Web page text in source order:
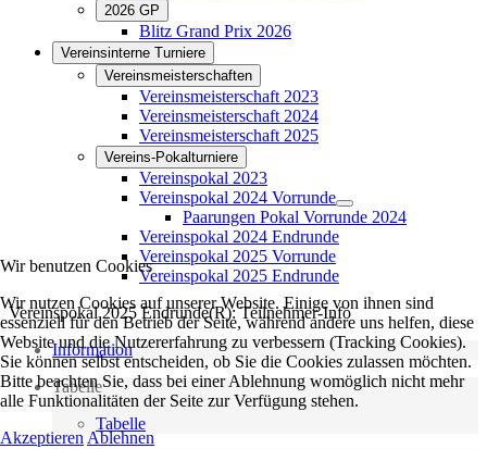
2026 GP
Blitz Grand Prix 2026
Vereinsinterne Turniere
Vereinsmeisterschaften
Vereinsmeisterschaft 2023
Vereinsmeisterschaft 2024
Vereinsmeisterschaft 2025
Vereins-Pokalturniere
Vereinspokal 2023
Vereinspokal 2024 Vorrunde
Paarungen Pokal Vorrunde 2024
Vereinspokal 2024 Endrunde
Vereinspokal 2025 Vorrunde
Vereinspokal 2025 Endrunde
Vereinspokal 2025 Endrunde(R): Teilnehmer-Info
Information
Tabelle
Tabelle
Wir benutzen Cookies
Wir nutzen Cookies auf unserer Website. Einige von ihnen sind
essenziell für den Betrieb der Seite, während andere uns helfen, diese
Website und die Nutzererfahrung zu verbessern (Tracking Cookies).
Sie können selbst entscheiden, ob Sie die Cookies zulassen möchten.
Bitte beachten Sie, dass bei einer Ablehnung womöglich nicht mehr
alle Funktionalitäten der Seite zur Verfügung stehen.
Akzeptieren Ablehnen